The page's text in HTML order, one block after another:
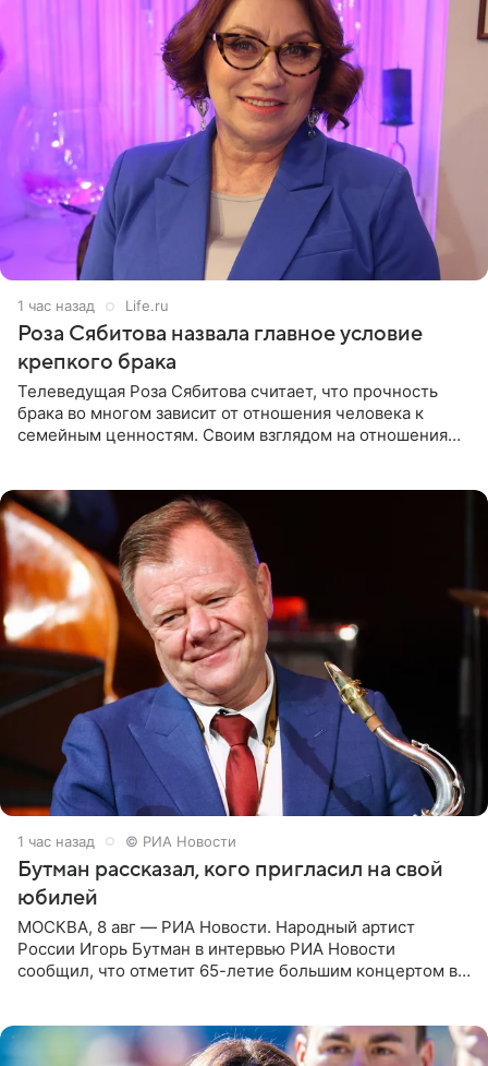
1 час назад Life.ru
Роза Сябитова назвала главное условие
крепкого брака
Телеведущая Роза Сябитова считает, что прочность
брака во многом зависит от отношения человека к
семейным ценностям. Своим взглядом на отношения
1 час назад © РИА Новости
Бутман рассказал, кого пригласил на свой
юбилей
МОСКВА, 8 авг — РИА Новости. Народный артист
России Игорь Бутман в интервью РИА Новости
сообщил, что отметит 65-летие большим концертом в